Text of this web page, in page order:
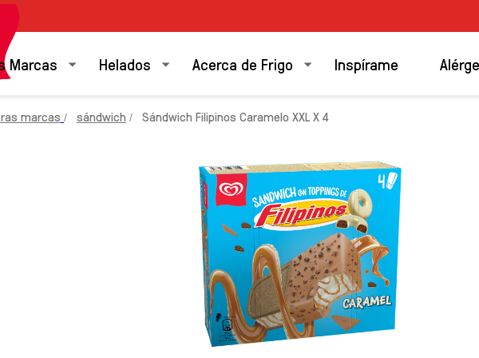
Marcas Helados Acerca de Frigo Inspírame
marcas sándwich Sándwich Filipinos Caramelo XXL X 4